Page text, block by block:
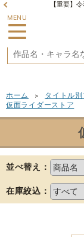
【重要】
MENU
ホーム > タイトル
仮面ライダーストア
並べ替え：
在庫絞込：